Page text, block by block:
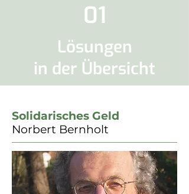
01
Lösungen
in der Übersicht
Solidarisches Geld
Norbert Bernholt